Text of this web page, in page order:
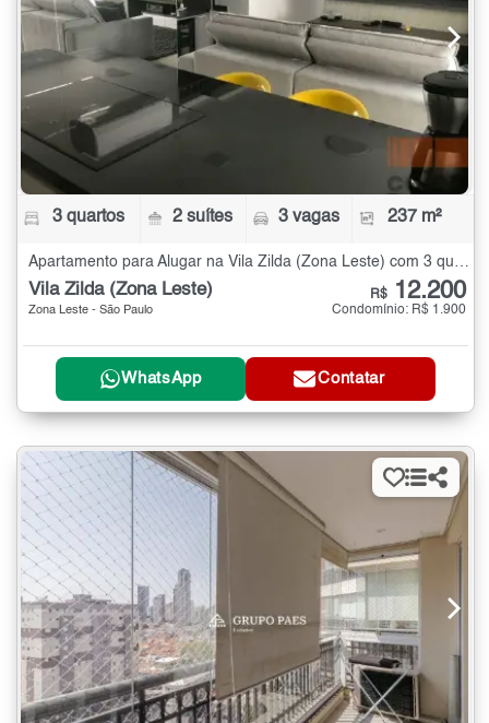
3 quartos 2 suítes 3 vagas 237 m²
Apartamento para Alugar na Vila Zilda (Zona Leste) com 3 quartos - 237 m²
Vila Zilda (Zona Leste)
Zona Leste - São Paulo
R$ 12.200
Condomínio: R$ 1.900
WhatsApp Contatar